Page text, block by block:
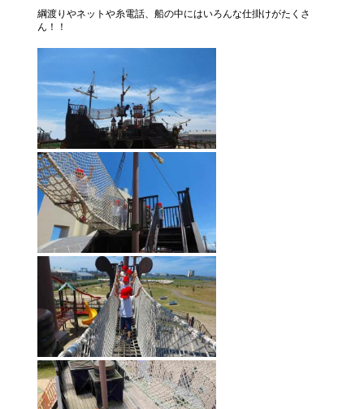
綱渡りやネットや糸電話、船の中にはいろんな仕掛けがたくさ
ん！！